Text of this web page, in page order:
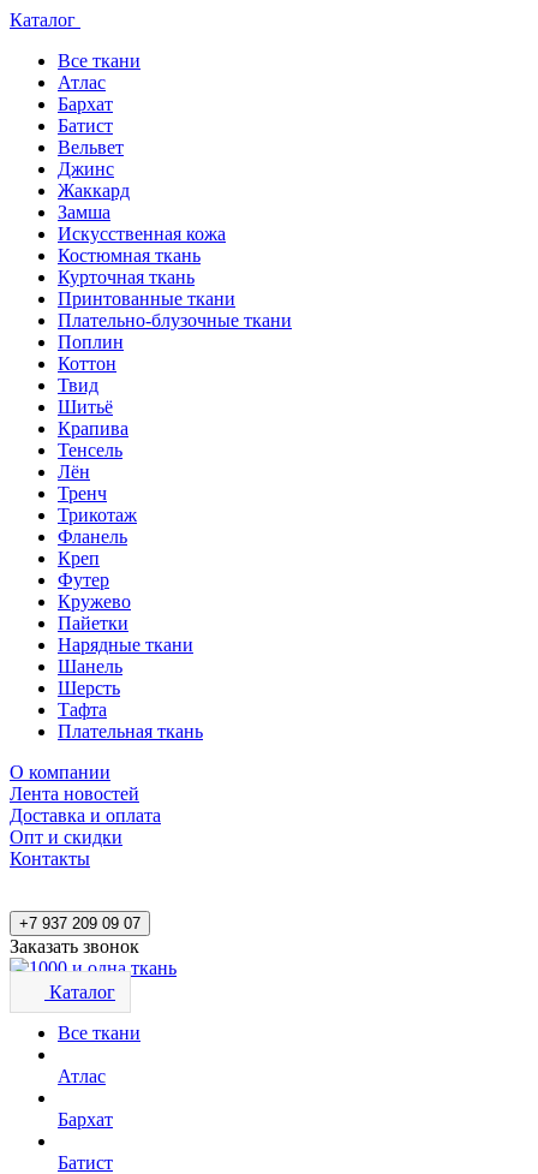
Каталог
Все ткани
Атлас
Бархат
Батист
Вельвет
Джинс
Жаккард
Замша
Искусственная кожа
Костюмная ткань
Курточная ткань
Принтованные ткани
Плательно-блузочные ткани
Поплин
Коттон
Твид
Шитьё
Крапива
Тенсель
Лён
Тренч
Трикотаж
Фланель
Креп
Футер
Кружево
Пайетки
Нарядные ткани
Шанель
Шерсть
Тафта
Плательная ткань
О компании
Лента новостей
Доставка и оплата
Опт и скидки
Контакты
+7 937 209 09 07
Заказать звонок
Каталог
Все ткани
Атлас
Бархат
Батист